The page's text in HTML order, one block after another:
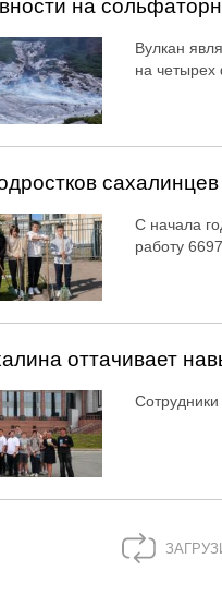
на
Вулкан
на
С начала
работу
оттачивает